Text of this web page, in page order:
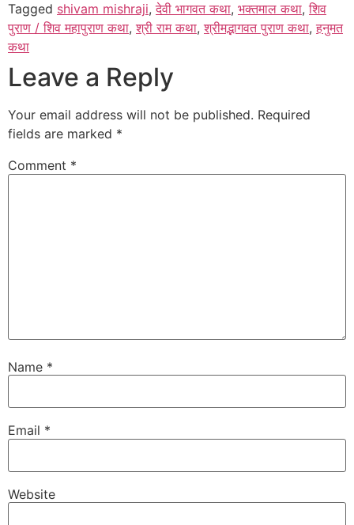
Tagged shivam mishraji,देवी भागवत कथा, भक्तमाल कथा,शिव
पुराण / शिव महापुराण कथा,श्री राम कथा,श्रीमद्भागवत पुराण कथा,हनुमत
कथा
Leave a Reply
Your email address will not be published. Required
fields are marked *
Comment *
Name *
Email *
Website